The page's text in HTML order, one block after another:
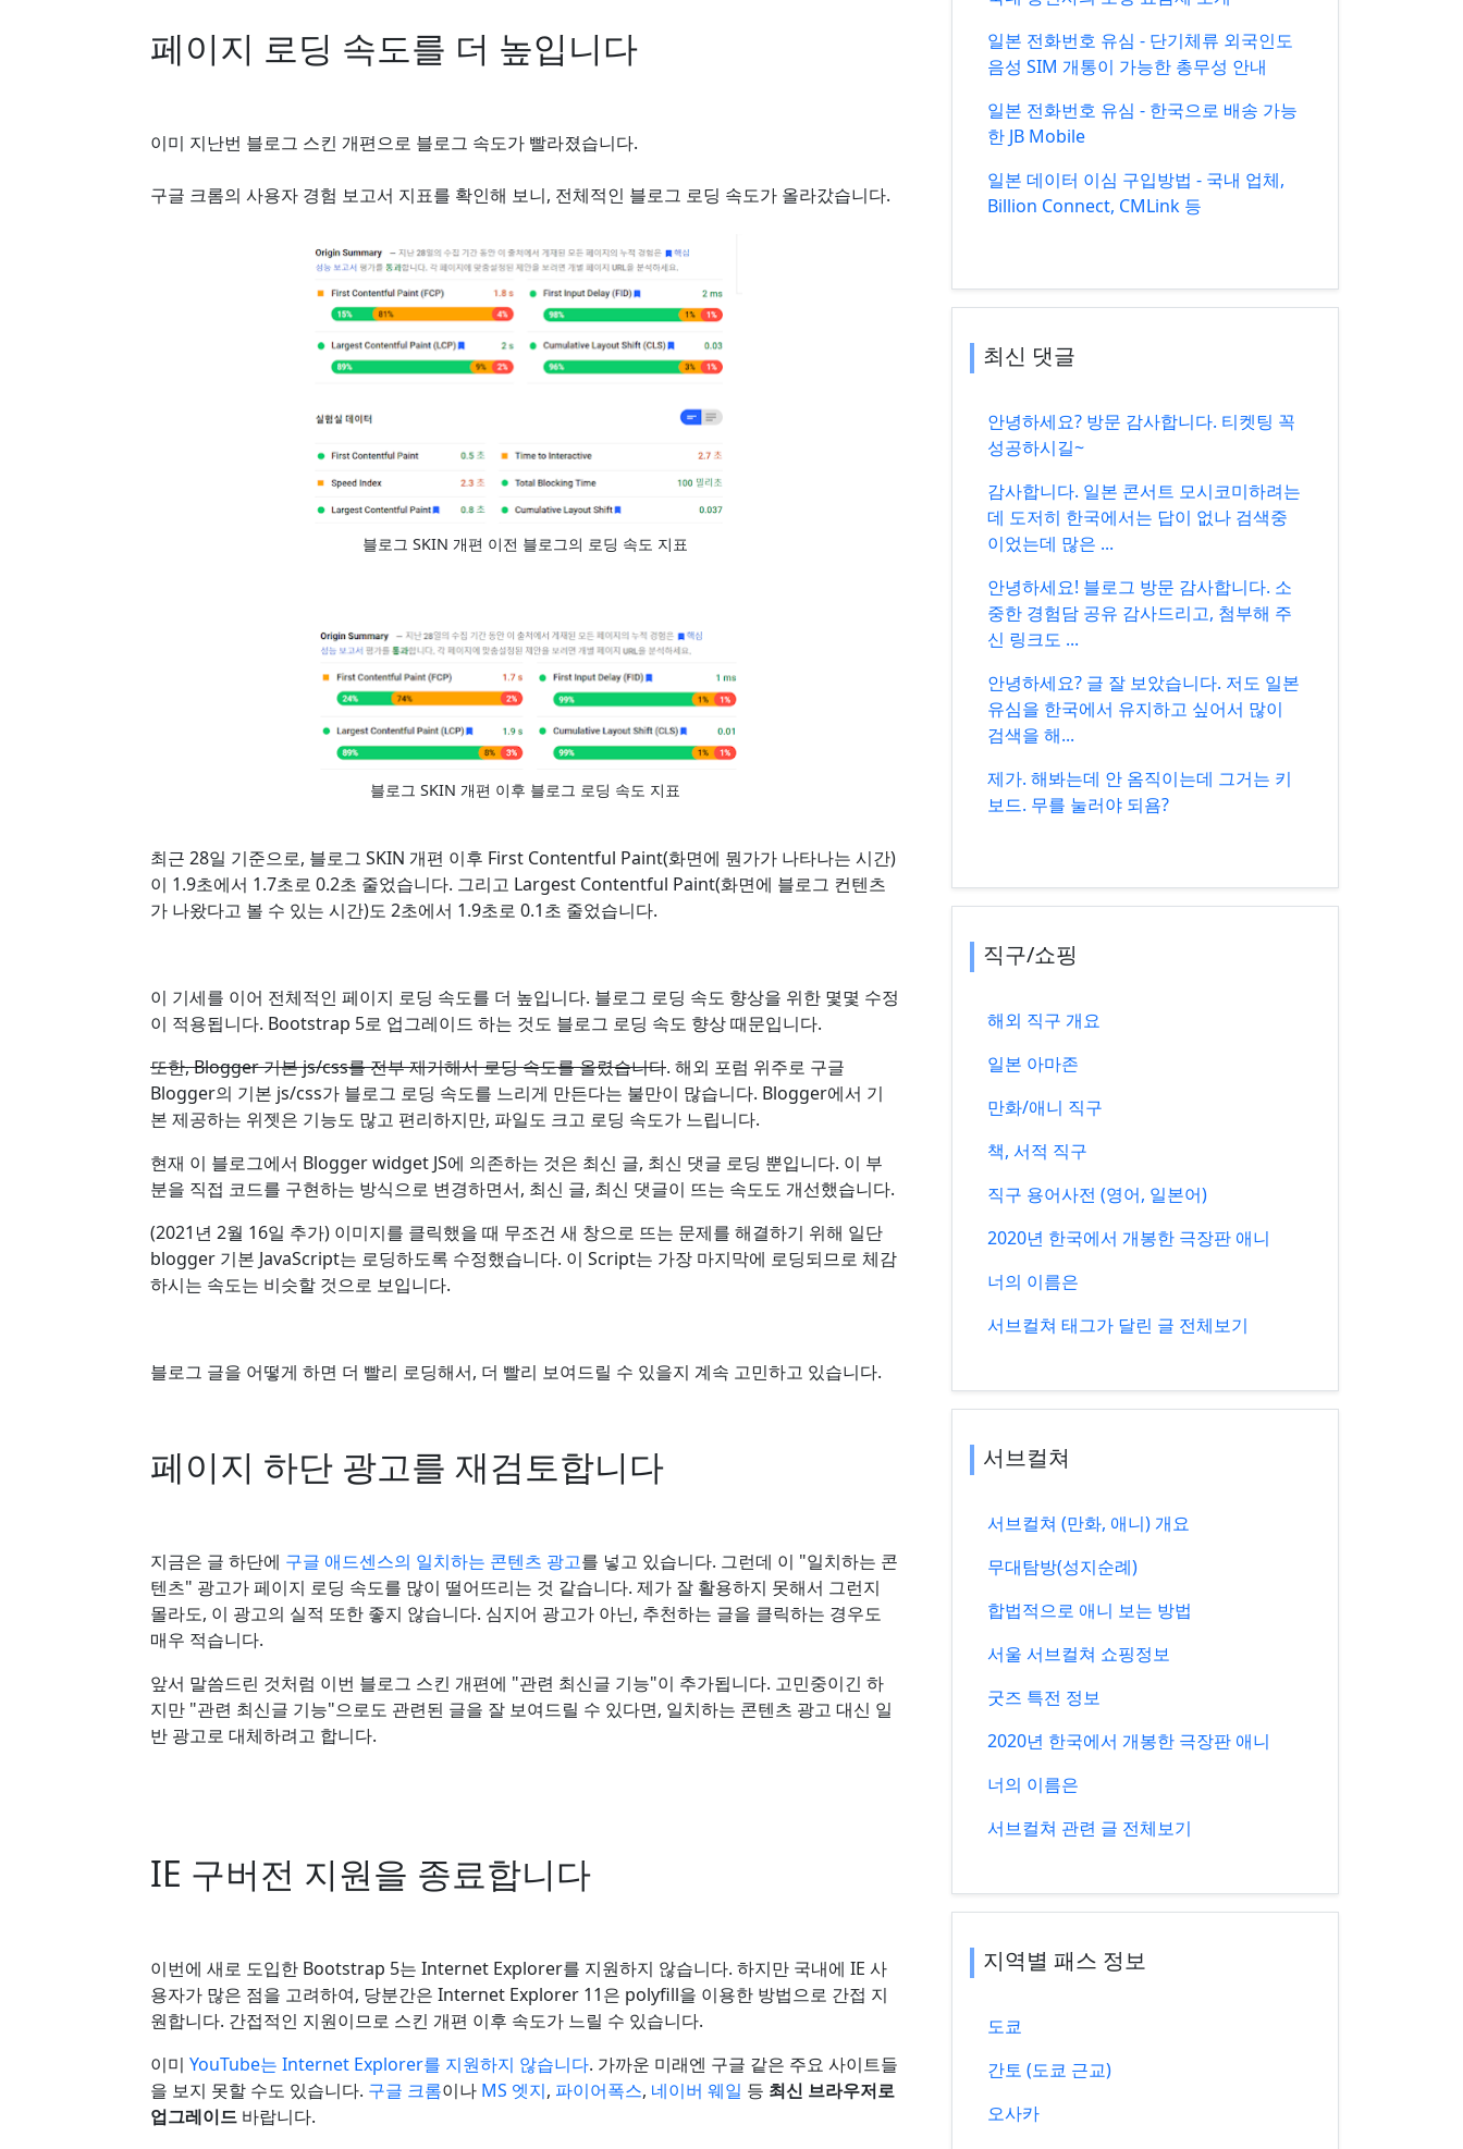
페이지 로딩 속도를 더 높입니다
이미 지난번 블로그 스킨 개편으로 블로그 속도가 빨라졌습니다.
구글 크롬의 사용자 경험 보고서 지표를 확인해 보니, 전체적인 블로그 로딩 속도가 올라갔습니다.
블로그 SKIN 개편 이전 블로그의 로딩 속도 지표
블로그 SKIN 개편 이후 블로그 로딩 속도 지표
최근 28일 기준으로, 블로그 SKIN 개편 이후 First Contentful Paint(화면에 뭔가가 나타나는 시간)
이 1.9초에서 1.7초로 0.2초 줄었습니다. 그리고 Largest Contentful Paint(화면에 블로그 컨텐츠
가 나왔다고 볼 수 있는 시간)도 2초에서 1.9초로 0.1초 줄었습니다.
이 기세를 이어 전체적인 페이지 로딩 속도를 더 높입니다. 블로그 로딩 속도 향상을 위한 몇몇 수정
이 적용됩니다. Bootstrap 5로 업그레이드 하는 것도 블로그 로딩 속도 향상 때문입니다.
또한, Blogger 기본 js/css를 전부 제거해서 로딩 속도를 올렸습니다. 해외 포럼 위주로 구글
Blogger의 기본 js/css가 블로그 로딩 속도를 느리게 만든다는 불만이 많습니다. Blogger에서 기
본 제공하는 위젯은 기능도 많고 편리하지만, 파일도 크고 로딩 속도가 느립니다.
현재 이 블로그에서 Blogger widget JS에 의존하는 것은 최신 글, 최신 댓글 로딩 뿐입니다. 이 부
분을 직접 코드를 구현하는 방식으로 변경하면서, 최신 글, 최신 댓글이 뜨는 속도도 개선했습니다.
(2021년 2월 16일 추가) 이미지를 클릭했을 때 무조건 새 창으로 뜨는 문제를 해결하기 위해 일단
blogger 기본 JavaScript는 로딩하도록 수정했습니다. 이 Script는 가장 마지막에 로딩되므로 체감
하시는 속도는 비슷할 것으로 보입니다.
블로그 글을 어떻게 하면 더 빨리 로딩해서, 더 빨리 보여드릴 수 있을지 계속 고민하고 있습니다.
페이지 하단 광고를 재검토합니다
지금은 글 하단에 구글 애드센스의 일치하는 콘텐츠 광고를 넣고 있습니다. 그런데 이 "일치하는 콘
텐츠" 광고가 페이지 로딩 속도를 많이 떨어뜨리는 것 같습니다. 제가 잘 활용하지 못해서 그런지
몰라도, 이 광고의 실적 또한 좋지 않습니다. 심지어 광고가 아닌, 추천하는 글을 클릭하는 경우도
매우 적습니다.
앞서 말씀드린 것처럼 이번 블로그 스킨 개편에 "관련 최신글 기능"이 추가됩니다. 고민중이긴 하
지만 "관련 최신글 기능"으로도 관련된 글을 잘 보여드릴 수 있다면, 일치하는 콘텐츠 광고 대신 일
반 광고로 대체하려고 합니다.
IE 구버전 지원을 종료합니다
이번에 새로 도입한 Bootstrap 5는 Internet Explorer를 지원하지 않습니다. 하지만 국내에 IE 사
용자가 많은 점을 고려하여, 당분간은 Internet Explorer 11은 polyfill을 이용한 방법으로 간접 지
원합니다. 간접적인 지원이므로 스킨 개편 이후 속도가 느릴 수 있습니다.
이미 YouTube는 Internet Explorer를 지원하지 않습니다. 가까운 미래엔 구글 같은 주요 사이트들
을 보지 못할 수도 있습니다. 구글 크롬이나 MS 엣지, 파이어폭스, 네이버 웨일 등 최신 브라우저로
업그레이드 바랍니다.
일본 전화번호 유심 - 단기체류 외국인도
음성 SIM 개통이 가능한 총무성 안내
일본 전화번호 유심 - 한국으로 배송 가능
한 JB Mobile
일본 데이터 이심 구입방법 - 국내 업체,
Billion Connect, CMLink 등
최신 댓글
안녕하세요? 방문 감사합니다. 티켓팅 꼭
성공하시길~
감사합니다. 일본 콘서트 모시코미하려는
데 도저히 한국에서는 답이 없나 검색중
이었는데 많은 ...
안녕하세요! 블로그 방문 감사합니다. 소
중한 경험담 공유 감사드리고, 첨부해 주
신 링크도 ...
안녕하세요? 글 잘 보았습니다. 저도 일본
유심을 한국에서 유지하고 싶어서 많이
검색을 해...
제가. 해봐는데 안 옴직이는데 그거는 키
보드. 무를 눌러야 되욤?
직구/쇼핑
해외 직구 개요
일본 아마존
만화/애니 직구
책, 서적 직구
직구 용어사전 (영어, 일본어)
2020년 한국에서 개봉한 극장판 애니
너의 이름은
서브컬쳐 태그가 달린 글 전체보기
서브컬쳐
서브컬쳐 (만화, 애니) 개요
무대탐방(성지순례)
합법적으로 애니 보는 방법
서울 서브컬쳐 쇼핑정보
굿즈 특전 정보
2020년 한국에서 개봉한 극장판 애니
너의 이름은
서브컬쳐 관련 글 전체보기
지역별 패스 정보
도쿄
간토 (도쿄 근교)
오사카